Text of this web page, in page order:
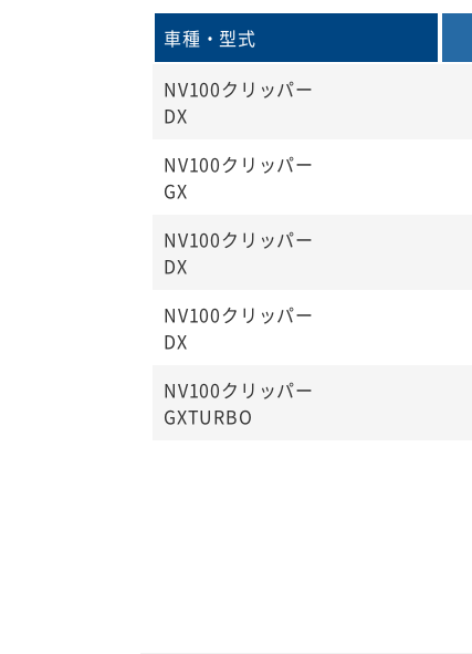
車種・型式
NV100クリッパー
DX
NV100クリッパー
GX
NV100クリッパー
DX
NV100クリッパー
DX
NV100クリッパー
GXTURBO